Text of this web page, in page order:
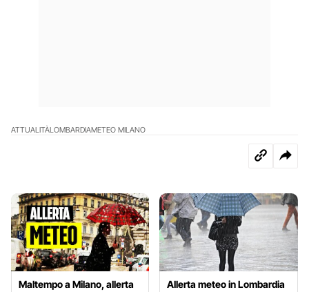
ATTUALITÀLOMBARDIAMETEO MILANO
Maltempo a Milano, allerta
Allerta meteo in Lombardia